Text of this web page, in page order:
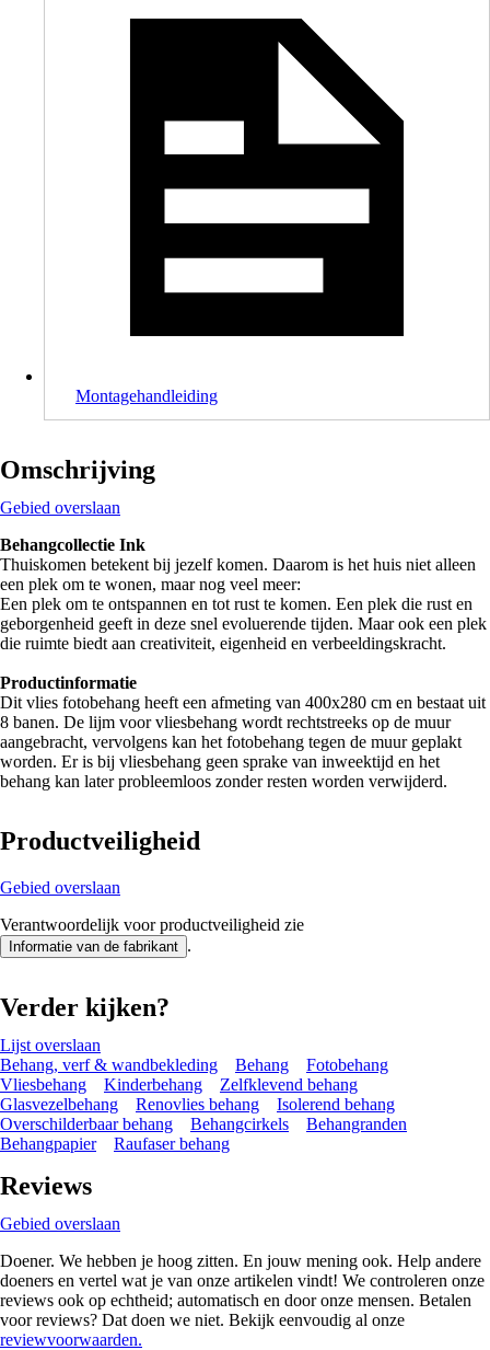
Montagehandleiding
Omschrijving
Gebied overslaan
Behangcollectie Ink
Thuiskomen betekent bij jezelf komen. Daarom is het huis niet alleen
een plek om te wonen, maar nog veel meer:
Een plek om te ontspannen en tot rust te komen. Een plek die rust en
geborgenheid geeft in deze snel evoluerende tijden. Maar ook een plek
die ruimte biedt aan creativiteit, eigenheid en verbeeldingskracht.
Productinformatie
Dit vlies fotobehang heeft een afmeting van 400x280 cm en bestaat uit
8 banen. De lijm voor vliesbehang wordt rechtstreeks op de muur
aangebracht, vervolgens kan het fotobehang tegen de muur geplakt
worden. Er is bij vliesbehang geen sprake van inweektijd en het
behang kan later probleemloos zonder resten worden verwijderd.
Productveiligheid
Gebied overslaan
Verantwoordelijk voor productveiligheid zie
Informatie van de fabrikant .
Verder kijken?
Lijst overslaan
Behang, verf & wandbekleding
Behang
Fotobehang
Vliesbehang
Kinderbehang
Zelfklevend behang
Glasvezelbehang
Renovlies behang
Isolerend behang
Overschilderbaar behang
Behangcirkels
Behangranden
Behangpapier
Raufaser behang
Reviews
Gebied overslaan
Doener. We hebben je hoog zitten. En jouw mening ook. Help andere
doeners en vertel wat je van onze artikelen vindt! We controleren onze
reviews ook op echtheid; automatisch en door onze mensen. Betalen
voor reviews? Dat doen we niet. Bekijk eenvoudig al onze
reviewvoorwaarden.